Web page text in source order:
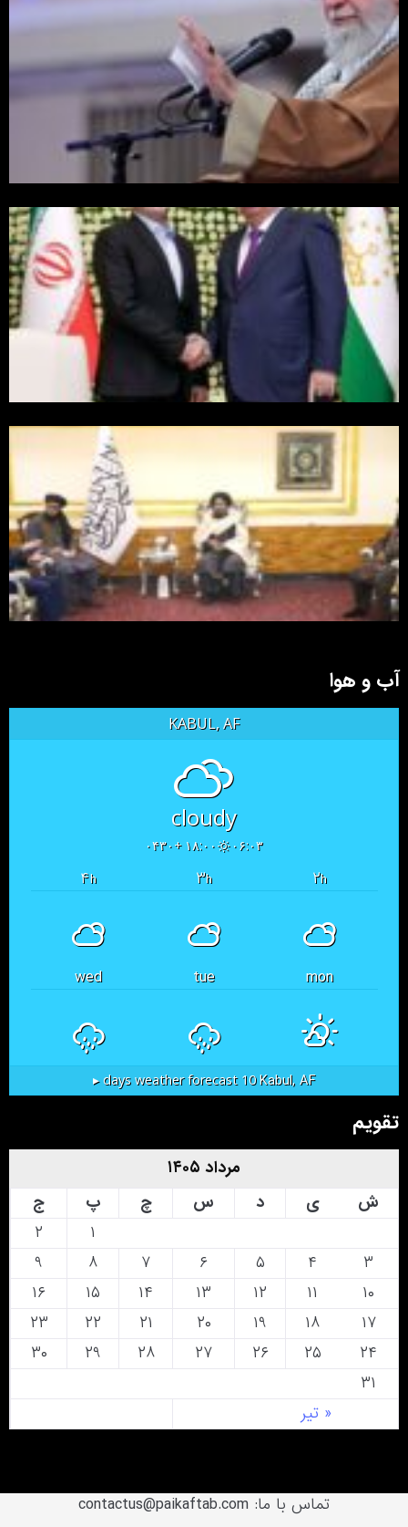
آب و هوا
KABUL, AF
cloudy
۰۶:۰۳ ۱۸:۰۰ +۰۴۳۰
۲h ۳h ۴h
mon
tue
wed
Kabul, AF
10 days weather forecast ▸
تقویم
مرداد ۱۴۰۵
ش
ی د س چ پ ج
« تیر
۲
۳
۴ ۵ ۶ ۷ ۸
۹
۱۰
۱۱ ۱۲ ۱۳ ۱۴ ۱۵
۱۶
۱۷
۱۸ ۱۹ ۲۰ ۲۱ ۲۲
۲۳
۲۴
۲۵ ۲۶ ۲۷ ۲۸ ۲۹
۳۰
۳۱
تماس با ما: contactus@paikaftab.com